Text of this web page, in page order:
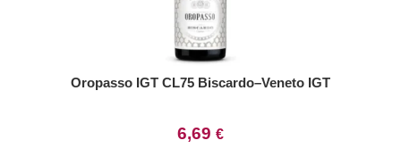
Oropasso IGT CL75 Biscardo–Veneto IGT
6,69 €